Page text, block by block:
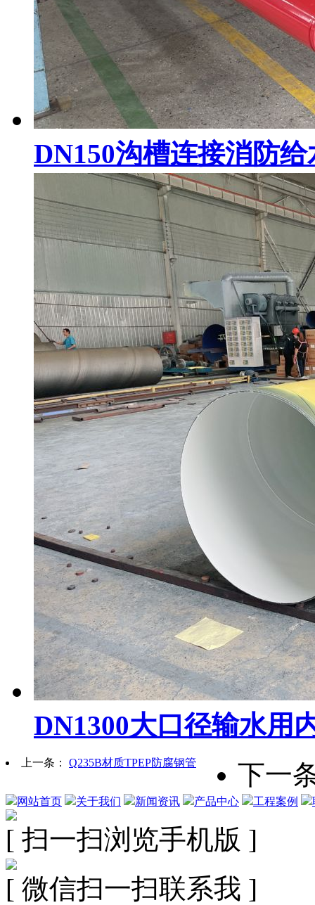
DN150沟槽连接消防
DN1300大口径输水用
上一条： Q235B材质TPEP防腐钢管 下一
网站首页 关于我们 新闻资讯 产品中心 工程案例
[ 扫一扫浏览手机版 ]
[ 微信扫一扫联系我 ]